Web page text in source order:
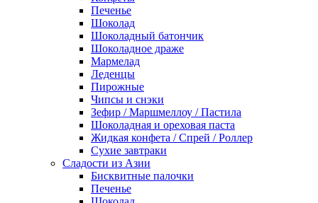
Печенье
Шоколад
Шоколадный батончик
Шоколадное драже
Мармелад
Леденцы
Пирожные
Чипсы и снэки
Зефир / Маршмеллоу / Пастила
Шоколадная и ореховая паста
Жидкая конфета / Спрей / Роллер
Сухие завтраки
Сладости из Азии
Бисквитные палочки
Печенье